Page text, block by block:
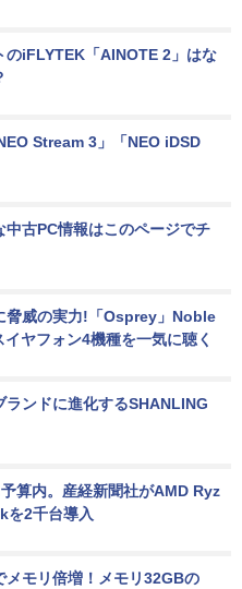
のiFLYTEK「AINOTE 2」はな
Stream 3」「NEO iDSD
中古PC情報はこのページでチ
脅威の実力!「Osprey」Noble
ヤフォン4機種を一気に聴く
ランドに進化するSHANLING
算内。産経新聞社がAMD Ryz
2千台導入
メモリ倍増！メモリ32GBの